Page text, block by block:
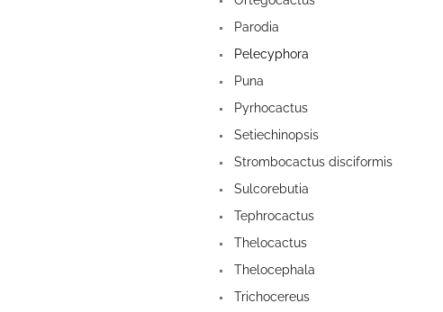
Parodia
Pelecyphora
Puna
Pyrhocactus
Setiechinopsis
Strombocactus disciformis
Sulcorebutia
Tephrocactus
Thelocactus
Thelocephala
Trichocereus